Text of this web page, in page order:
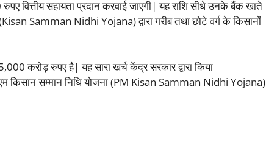
रुपए वित्तीय सहायता प्रदान करवाई जाएगी| यह राशि सीधे उनके बैंक खाते
Samman Nidhi Yojana) द्वारा गरीब तथा छोटे वर्ग के किसानों
करोड़ रुपए है| यह सारा खर्च केंद्र सरकार द्वारा किया
किसान सम्मान निधि योजना (PM Kisan Samman Nidhi Yojana)